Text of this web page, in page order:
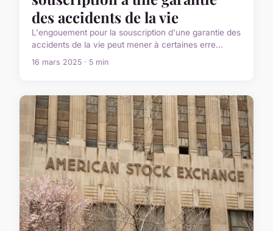
des accidents de la vie
L'engouement pour la souscription d'une garantie des
accidents de la vie peut mener à certaines erre...
16 mars 2025 · 5 min